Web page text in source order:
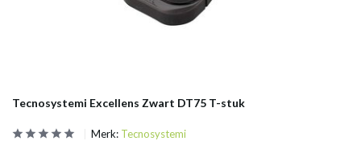
Tecnosystemi Excellens Zwart DT75 T-stuk
Merk: Tecnosystemi